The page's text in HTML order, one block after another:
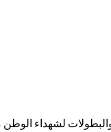
لشهداء